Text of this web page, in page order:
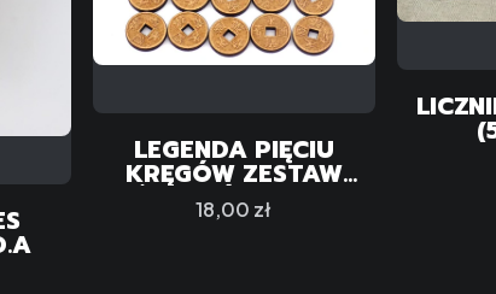
LEGENDA PIĘCIU
KRĘGÓW ZESTAW
ŻETONÓW LOSU
(MONETY)
Cena
18,00 zł